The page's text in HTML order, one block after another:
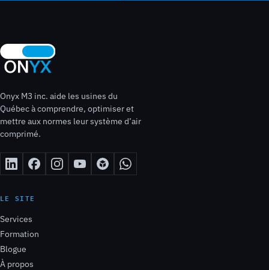
Onyx M3 inc. aide les usines du
Québec à comprendre, optimiser et
mettre aux normes leur système d’air
comprimé.
LE SITE
Services
Formation
Blogue
À propos